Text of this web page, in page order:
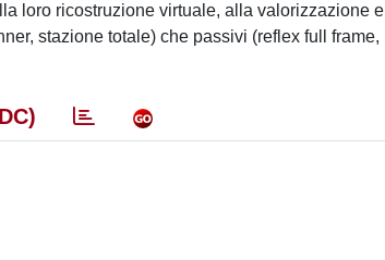
loro ricostruzione virtuale, alla valorizzazione e
stazione totale) che passivi (reflex full frame,